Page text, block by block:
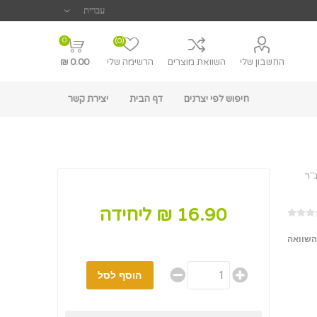
החשבון שלי השוואת מוצרים הרשימה שלי
(0)
0
0.00 ₪
חיפוש לפי יצרנים דף הבית יצירת קשר
16.90 ₪ ליחידה